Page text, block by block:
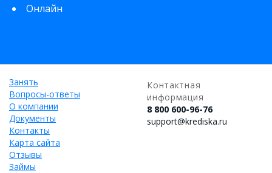
Онлайн
Занять
Вопросы-ответы
О компании
Документы
Контакты
Карта сайта
Отзывы
Займы
Контактная
информация
8 800 600-96-76
support@krediska.ru